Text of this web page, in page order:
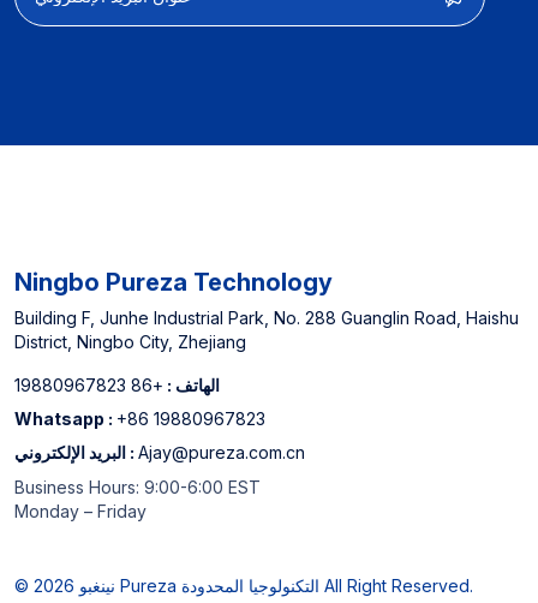
Ningbo Pureza Technology
Building F, Junhe Industrial Park, No. 288 Guanglin Road, Haishu
District, Ningbo City, Zhejiang
الهاتف : +86 19880967823
Whatsapp : +86 19880967823
البريد الإلكتروني : Ajay@pureza.com.cn
Business Hours: 9:00-6:00 EST
Monday – Friday
© 2026 نينغبو Pureza التكنولوجيا المحدودة All Right Reserved.